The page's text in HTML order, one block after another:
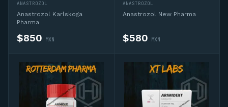
ANASTROZOL
Anastrozol Karlskoga
Pharma
$850 MXN
ANASTROZOL
Anastrozol New Pharma
$580 MXN